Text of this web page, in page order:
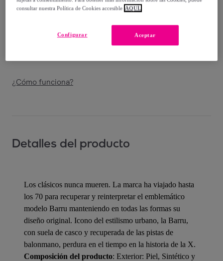
Entrega
Entrega desde2,95 €
¿Cómo funciona?
Detalles del producto
Los clásicos nunca mueren. La marca ha viajado hasta
los 70 para recuperar y reinterpretar el emblemático
modelo Barru manteniendo en todas las formas su
diseño original. Icono del estilismo urbano, la Barru,
con suela de casco y recuperada de las pistas de
balonmano, perdura en el tiempo en la historia de la X.
Composición del producto: Exterior: Piel, Sintético y
consultar nuestra Política de Cookies accesible AQUÍ.
Aceptar
Configurar